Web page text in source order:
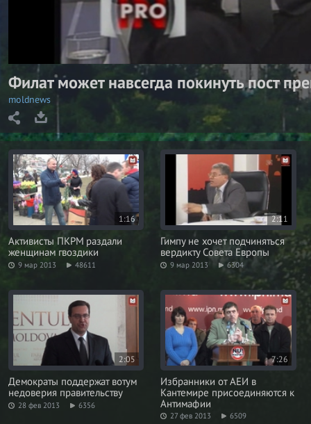
Филат может навсегда покинуть пост
moldnews
1:16
Активисты ПКРМ раздали
женщинам гвоздики
9 мар 2013 48611
2:11
Гимпу не хочет подчиняться
вердикту Совета Европы
9 мар 2013 6304
2:05
Демократы поддержат вотум
недоверия правительству
28 фев 2013 6356
7:26
Избранники от АЕИ в
Кантемире присоединяются к
Антимафии
27 фев 2013 6509